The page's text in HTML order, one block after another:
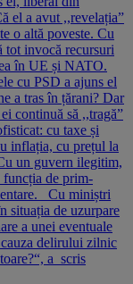
el a avut ,,revelația”
o altă poveste. Cu
tot invocă recursuri
în UE și NATO.
cu PSD a ajuns el
a tras în țărani? Dar
continuă să ,,tragă”
cu taxe și
inflația, cu prețul la
un guvern ilegitim,
funcția de prim-
Cu miniștri
situația de uzurpare
a unei eventuale
delirului zilnic
a scris